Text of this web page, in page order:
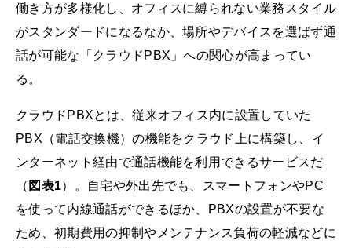
働き方が多様化し、オフィスに縛られない業務スタイル
がスタンダードになるなか、場所やデバイスを選ばず通
話が可能な「クラウドPBX」への関心が高まってい
る。
クラウドPBXとは、従来オフィス内に設置していた
PBX（電話交換機）の機能をクラウド上に構築し、イ
ンターネット経由で通話機能を利用できるサービスだ
（ 図表1）。自宅や外出先でも、スマートフォンやPC
を使って内線通話ができるほか、PBXの設置が不要な
ため、初期費用の抑制やメンテナンス負荷の軽減などに